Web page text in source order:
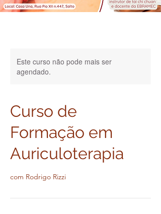
Este curso não pode mais ser
agendado.
Curso de
Formação em
Auriculoterapia
com Rodrigo Rizzi